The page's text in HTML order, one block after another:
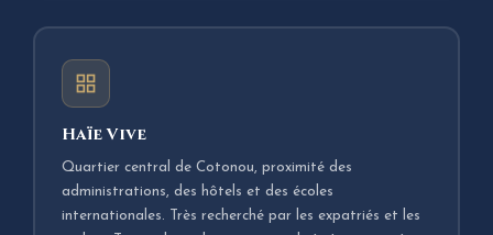
Haïe Vive
Quartier central de Cotonou, proximité des
administrations, des hôtels et des écoles
internationales. Très recherché par les expatriés et les